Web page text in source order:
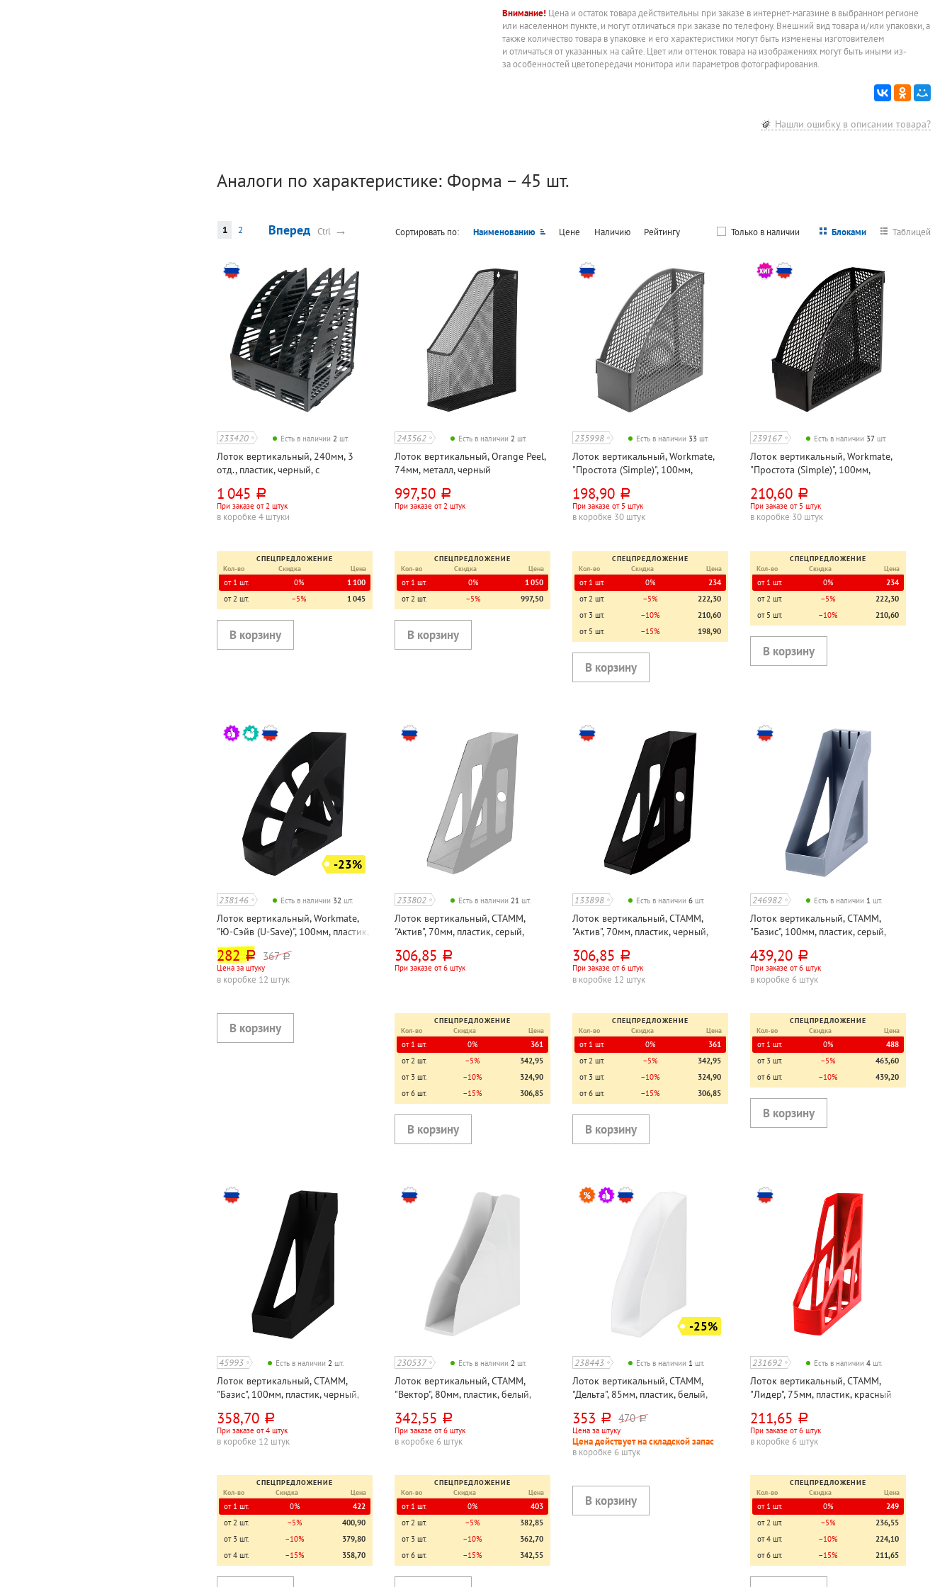
Внимание! Цена и остаток товара действительны при заказе в интернет-магазине в выбранном регионе
или населенном пункте, и могут отличаться при заказе по телефону. Внешний вид товара и/или упаковки, а
также количество товара в упаковке и его характеристики могут быть изменены изготовителем
и отличаться от указанных на сайте. Цвет или оттенок товара на изображениях могут быть иными из-
за особенностей цветопередачи монитора или параметров фотографирования.
Нашли ошибку в описании товара?
Аналоги по характеристике: Форма – 45 шт.
Вперед Ctrl →
1 2 Сортировать по: Наименованию Цене Наличию Рейтингу Только в наличии Блоками Таблицей
233420 Есть в наличии2 шт.
Лоток вертикальный, 240мм, 3
отд., пластик, черный, с
1 045 руб.
При заказе от 2 штук
в коробке 4 штуки
СПЕЦПРЕДЛОЖЕНИЕ
Кол-во
Скидка Цена
от 1 шт. 0%
1 100
от 2 шт.
−5% 1 045
243562 Есть в наличии2 шт.
Лоток вертикальный, Orange Peel,
74мм, металл, черный
997,50 руб.
При заказе от 2 штук
СПЕЦПРЕДЛОЖЕНИЕ
Кол-во
Скидка Цена
от 1 шт. 0%
1 050
от 2 шт.
−5% 997,50
235998 Есть в наличии 33 шт.
Лоток вертикальный, Workmate,
"Простота (Simple)", 100мм,
198,90 руб.
При заказе от 5 штук
в коробке 30 штук
СПЕЦПРЕДЛОЖЕНИЕ
Кол-во
Скидка Цена
от 1 шт. 0%
234
от 2 шт.
−5%
222,30
от 3 шт.
−10%
210,60
от 5 шт.
−15% 198,90
239167 Есть в наличии 37 шт.
Лоток вертикальный, Workmate,
"Простота (Simple)", 100мм,
210,60 руб.
При заказе от 5 штук
в коробке 30 штук
СПЕЦПРЕДЛОЖЕНИЕ
Кол-во
Скидка Цена
от 1 шт. 0%
234
от 2 шт.
−5%
222,30
от 5 шт.
−10% 210,60
-23%
238146 Есть в наличии 32 шт.
Лоток вертикальный, Workmate,
"Ю-Сэйв (U-Save)", 100мм, пластик,
черный
282 руб. 367 руб.
Цена за штуку
в коробке 12 штук
233802 Есть в наличии21 шт.
Лоток вертикальный, СТАММ,
"Актив", 70мм, пластик, серый,
306,85 руб.
При заказе от 6 штук
СПЕЦПРЕДЛОЖЕНИЕ
Кол-во
Скидка Цена
от 1 шт. 0%
361
от 2 шт.
−5%
342,95
от 3 шт.
−10%
324,90
от 6 шт.
−15% 306,85
133898 Есть в наличии6 шт.
Лоток вертикальный, СТАММ,
"Актив", 70мм, пластик, черный,
306,85 руб.
При заказе от 6 штук
в коробке 12 штук
СПЕЦПРЕДЛОЖЕНИЕ
Кол-во
Скидка Цена
от 1 шт. 0%
361
от 2 шт.
−5%
342,95
от 3 шт.
−10%
324,90
от 6 шт.
−15% 306,85
246982 Есть в наличии 1 шт.
Лоток вертикальный, СТАММ,
"Базис", 100мм, пластик, серый,
439,20 руб.
При заказе от 6 штук
в коробке 6 штук
СПЕЦПРЕДЛОЖЕНИЕ
Кол-во
Скидка Цена
от 1 шт. 0%
488
от 3 шт.
−5%
463,60
от 6 шт.
−10% 439,20
45993 Есть в наличии2 шт.
Лоток вертикальный, СТАММ,
"Базис", 100мм, пластик, черный,
358,70 руб.
При заказе от 4 штук
в коробке 12 штук
СПЕЦПРЕДЛОЖЕНИЕ
Кол-во
Скидка Цена
от 1 шт. 0%
422
от 2 шт.
−5%
400,90
от 3 шт.
−10%
379,80
от 4 шт.
−15% 358,70
230537 Есть в наличии2 шт.
Лоток вертикальный, СТАММ,
"Вектор", 80мм, пластик, белый,
342,55 руб.
При заказе от 6 штук
в коробке 6 штук
СПЕЦПРЕДЛОЖЕНИЕ
Кол-во
Скидка Цена
от 1 шт. 0%
403
от 2 шт.
−5%
382,85
от 3 шт.
−10%
362,70
от 6 шт.
−15% 342,55
-25%
238443 Есть в наличии 1 шт.
Лоток вертикальный, СТАММ,
"Дельта", 85мм, пластик, белый,
353 руб. 470 руб.
Цена за штуку
Цена действует на складской запас
в коробке 6 штук
231692 Есть в наличии4 шт.
Лоток вертикальный, СТАММ,
"Лидер", 75мм, пластик, красный
211,65 руб.
При заказе от 6 штук
в коробке 6 штук
СПЕЦПРЕДЛОЖЕНИЕ
Кол-во
Скидка Цена
от 1 шт. 0%
249
от 2 шт.
−5%
236,55
от 4 шт.
−10%
224,10
от 6 шт.
−15% 211,65